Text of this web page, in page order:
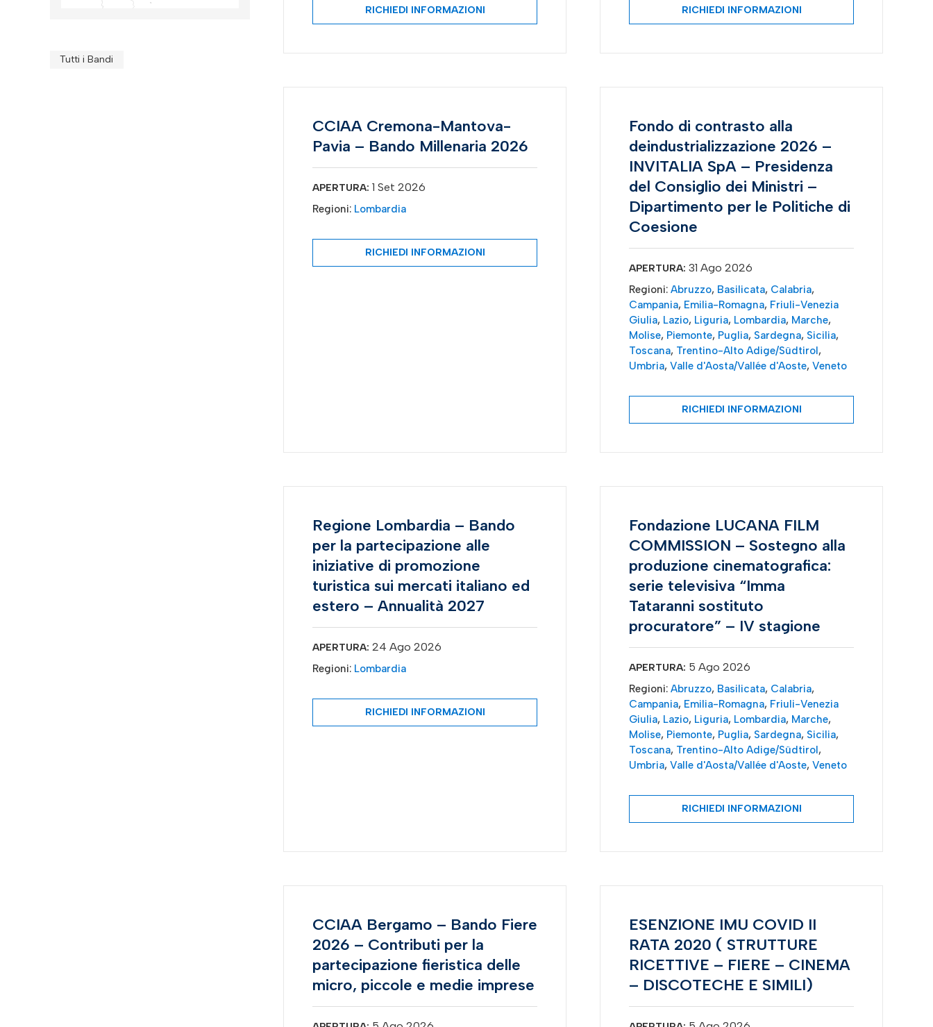
Tutti i Bandi
RICHIEDI INFORMAZIONI RICHIEDI INFORMAZIONI
CCIAA Cremona-Mantova-
Pavia – Bando Millenaria 2026
APERTURA: 1 Set 2026
Regioni: Lombardia
RICHIEDI INFORMAZIONI
Fondo di contrasto alla
deindustrializzazione 2026 –
INVITALIA SpA – Presidenza
del Consiglio dei Ministri –
Dipartimento per le Politiche di
Coesione
APERTURA: 31 Ago 2026
Regioni: Abruzzo, Basilicata, Calabria,
Campania, Emilia-Romagna, Friuli-Venezia
Giulia, Lazio, Liguria, Lombardia, Marche,
Molise, Piemonte, Puglia, Sardegna, Sicilia,
Toscana, Trentino-Alto Adige/Südtirol,
Umbria, Valle d'Aosta/Vallée d'Aoste, Veneto
RICHIEDI INFORMAZIONI
Regione Lombardia – Bando
per la partecipazione alle
iniziative di promozione
turistica sui mercati italiano ed
estero – Annualità 2027
APERTURA: 24 Ago 2026
Regioni: Lombardia
RICHIEDI INFORMAZIONI
Fondazione LUCANA FILM
COMMISSION – Sostegno alla
produzione cinematografica:
serie televisiva “Imma
Tataranni sostituto
procuratore” – IV stagione
APERTURA: 5 Ago 2026
Regioni: Abruzzo, Basilicata, Calabria,
Campania, Emilia-Romagna, Friuli-Venezia
Giulia, Lazio, Liguria, Lombardia, Marche,
Molise, Piemonte, Puglia, Sardegna, Sicilia,
Toscana, Trentino-Alto Adige/Südtirol,
Umbria, Valle d'Aosta/Vallée d'Aoste, Veneto
RICHIEDI INFORMAZIONI
CCIAA Bergamo – Bando Fiere
2026 – Contributi per la
partecipazione fieristica delle
micro, piccole e medie imprese
ESENZIONE IMU COVID II
RATA 2020 ( STRUTTURE
RICETTIVE – FIERE – CINEMA
– DISCOTECHE E SIMILI)